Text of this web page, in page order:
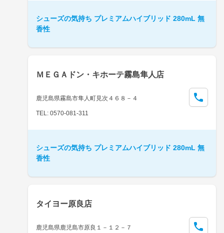
シューズの気持ち プレミアムハイブリッド 280mL 無
香性
ＭＥＧＡドン・キホーテ霧島隼人店
鹿児島県霧島市隼人町見次４６８－４
TEL: 0570-081-311
シューズの気持ち プレミアムハイブリッド 280mL 無
香性
タイヨー原良店
鹿児島県鹿児島市原良１－１２－７